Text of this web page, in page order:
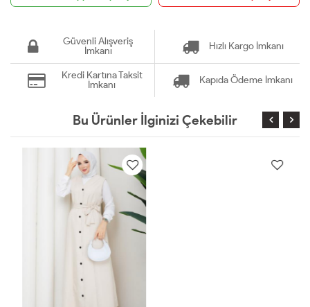
Güvenli Alışveriş
İmkanı
Hızlı Kargo İmkanı
Kredi Kartına Taksit
İmkanı
Kapıda Ödeme İmkanı
Bu Ürünler İlginizi Çekebilir